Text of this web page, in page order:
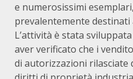
e numerosissimi
prevalentemente destinati
L’attività è stata
aver verificato che i
di autorizzazioni rilasciate